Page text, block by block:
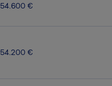
54.600 €
54.200 €